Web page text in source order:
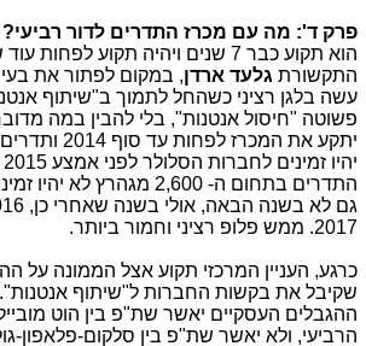
פרק ד': מה עם מכרז התדרים לדור רביעי?
הוא תקוע כבר 7 שנים ויהיה תקוע
התקשורת גלעד ארדן, במקום לפתור את
עשה בלגן רציני כשהחל לתמוך ב"שיתוף
פשוטה "חיסול אנטנות", בלי להבין במה
התדרים בתחום ה- 2,600
2017. ממש פלופ רציני וחמור ביותר.
כרגע, העניין המרכזי תקוע אצל הממונה על
שקיבל את בקשות החברות ל"שיתוף
ההגבלים העסקיים יאשר שת"פ בין הוט
הרביעי, ולא יאשר שת"פ בין סלקום-פלאפון-